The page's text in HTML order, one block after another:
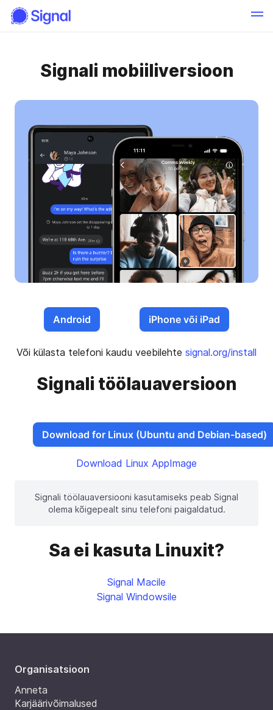
Signali mobiiliversioon
Android iPhone või iPad
Või külasta telefoni kaudu veebilehte signal.org/install
Signali töölauaversioon
Download for Linux (Ubuntu and Debian-based)
Download Linux AppImage
Signali töölauaversiooni kasutamiseks peab Signal
olema kõigepealt sinu telefoni paigaldatud.
Sa ei kasuta Linuxit?
Signal Macile
Signal Windowsile
Organisatsioon
Anneta
Karjäärivõimalused